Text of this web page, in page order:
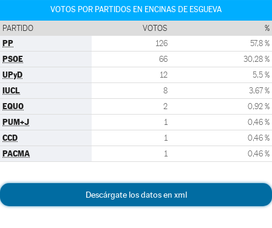
VOTOS POR PARTIDOS EN ENCINAS DE ESGUEVA
PARTIDO VOTOS %
PP 126 57,8 %
PSOE 66 30,28 %
UPyD 12 5,5 %
IUCL 8 3,67 %
EQUO 2 0,92 %
PUM+J 1 0,46 %
CCD 1 0,46 %
PACMA 1 0,46 %
Descárgate los datos en xml